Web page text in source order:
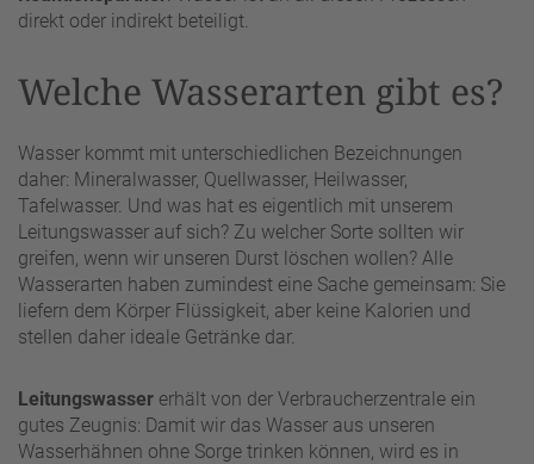
direkt oder indirekt beteiligt.
Welche Wasserarten gibt es?
Wasser kommt mit unterschiedlichen Bezeichnungen
daher: Mineralwasser, Quellwasser, Heilwasser,
Tafelwasser. Und was hat es eigentlich mit unserem
Leitungswasser auf sich? Zu welcher Sorte sollten wir
greifen, wenn wir unseren Durst löschen wollen? Alle
Wasserarten haben zumindest eine Sache gemeinsam: Sie
liefern dem Körper Flüssigkeit, aber keine Kalorien und
stellen daher ideale Getränke dar.
Leitungswasser erhält von der Verbraucherzentrale ein
gutes Zeugnis: Damit wir das Wasser aus unseren
Wasserhähnen ohne Sorge trinken können, wird es in